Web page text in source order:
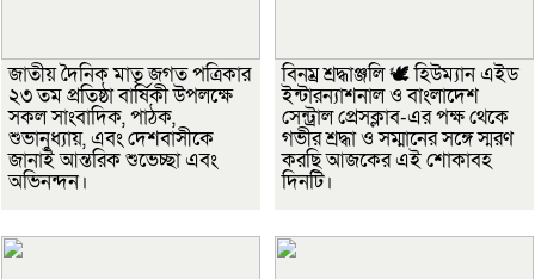
জাতীয় দৈনিক মাতৃ জগত পত্রিকার
২৩ তম প্রতিষ্ঠা বার্ষিকী উপলক্ষে
সকল সাংবাদিক, পাঠক,
শুভানুধ্যায়, এবং দেশবাসীকে
জানাই আন্তরিক শুভেচ্ছা এবং
অভিনন্দন।
বিনম্র শ্রদ্ধাঞ্জলি 🕊️ হিউম্যান এইড
ইন্টারন্যাশনাল ও বাংলাদেশ
সেন্ট্রাল প্রেসক্লাব-এর পক্ষ থেকে
গভীর শ্রদ্ধা ও সম্মানের সঙ্গে স্মরণ
করছি আজকের এই শোকাবহ
দিনটি।